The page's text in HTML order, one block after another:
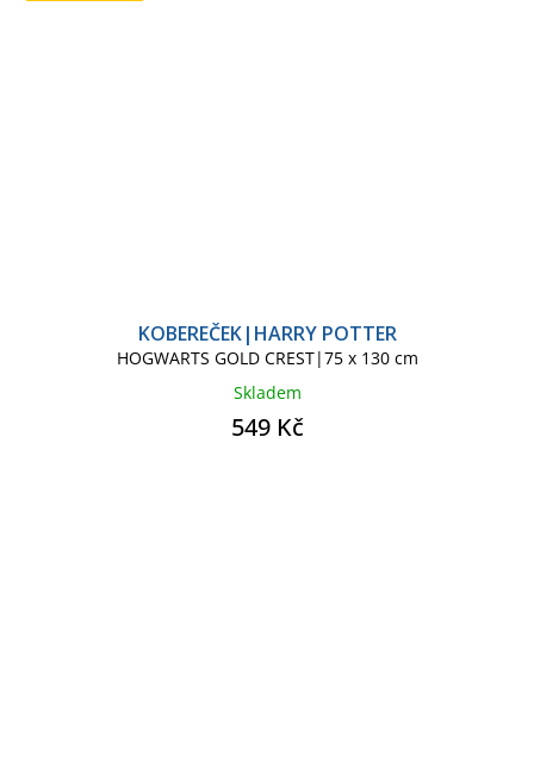
KOBEREČEK|HARRY POTTER
HOGWARTS GOLD CREST|75 x 130 cm
Skladem
549 Kč